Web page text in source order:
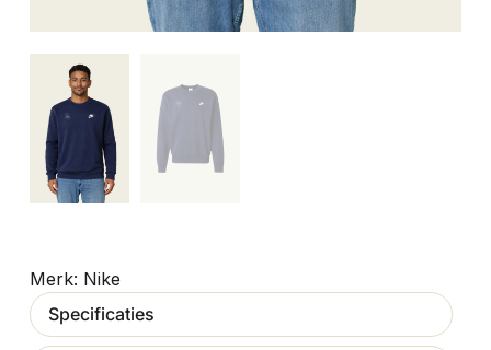
Nike
Specificaties